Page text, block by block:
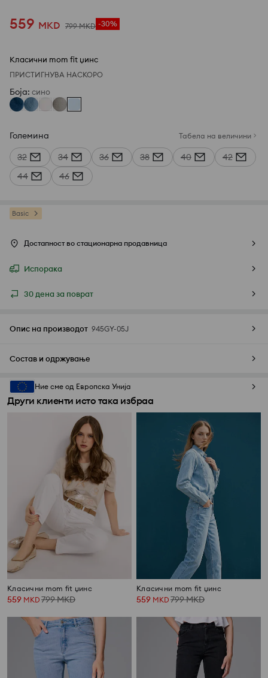
559 MKD 799 MKD -30%
Класични mom fit џинс
ПРИСТИГНУВА НАСКОРО
Боја: сино
Големина Табела на величини
32 34 36 38 40
42
44
46
Basic
Достапност во стационарна продавница
Испорака
30 дена за поврат
Опис на производот 945GY-05J
Состав и одржување
Ние сме од Европска Унија
Други клиенти исто така избраа
Класични mom fit џинс
559 MKD 799MKD
Класични mom fit џинс
559 MKD 799MKD